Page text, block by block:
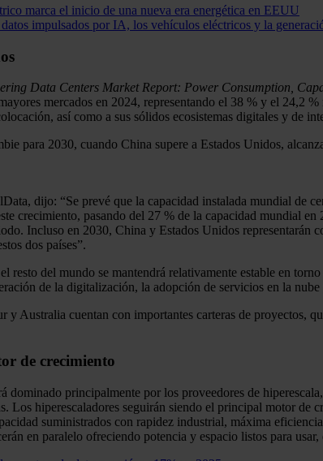
marca el inicio de una nueva era energética en EEUU
impulsados por IA, los vehículos eléctricos y la
Data Centers Market Report: Power Consumption,
mercados en 2024, representando el 38 % y el 24,2
así como a sus sólidos ecosistemas digitales y de
para 2030, cuando China supere a Estados Unidos,
dijo: “Se prevé que la capacidad instalada mundial de
crecimiento, pasando del 27 % de la capacidad mundial
Incluso en 2030, China y Estados Unidos
dos países”.
resto del mundo se mantendrá relativamente estable en
de la digitalización, la adopción de servicios en la
y Australia cuentan con importantes carteras de proyectos,
de crecimiento
dominado principalmente por los proveedores de
Los hiperescaladores seguirán siendo el principal motor
suministrados con rapidez industrial, máxima
en paralelo ofreciendo potencia y espacio listos para